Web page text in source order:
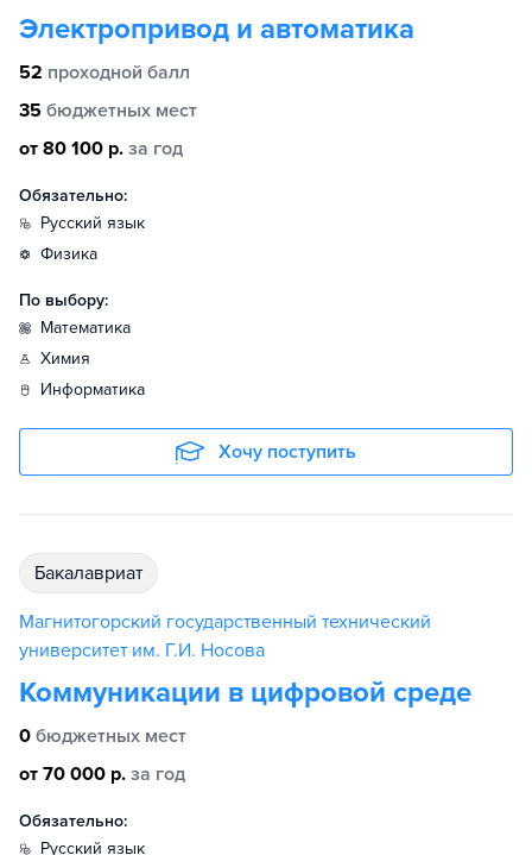
Электропривод и автоматика
52 проходной балл
35 бюджетных мест
от 80 100 р. за год
Обязательно:
русский язык
физика
По выбору:
математика
химия
информатика
Хочу поступить
бакалавриат
Магнитогорский государственный технический
университет им. Г.И. Носова
Коммуникации в цифровой среде
0 бюджетных мест
от 70 000 р. за год
Обязательно:
русский язык